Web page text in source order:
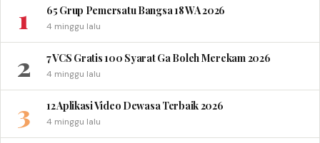
1 65 Grup Pemersatu Bangsa 18 WA 2026
4 minggu lalu
2 7 VCS Gratis 100 Syarat Ga Boleh Merekam 2026
4 minggu lalu
3 12 Aplikasi Video Dewasa Terbaik 2026
4 minggu lalu